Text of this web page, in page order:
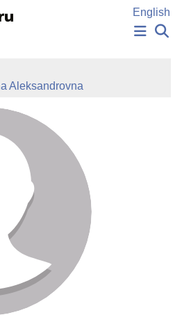
English
ИЗДАНИЯ
РУКОПИСЬ
ЗНАНИЙ
СЛОВА
Aleksandrovna